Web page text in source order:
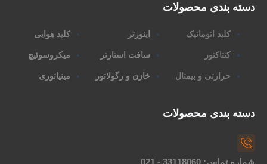
دسته بندی محصولات
کلید اتوماتیک
کنتاکتور
حرارتی و بیمتال
اینورتر
سافت استارتر
خازن و رگولاتور
کلید هوایی
میکروسوئیچ
مینیاتوری
دسته بندی محصولات
شماره تماس: 33118060 - 021